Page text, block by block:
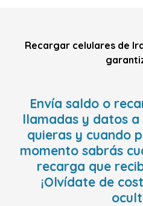
Recargar celulares de
Envía saldo o
llamadas y datos
quieras y cuando
momento sabrás
recarga que
¡Olvídate de